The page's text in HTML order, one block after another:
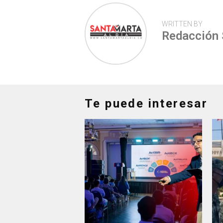
WRITTEN BY
Redacción
Te puede interesar